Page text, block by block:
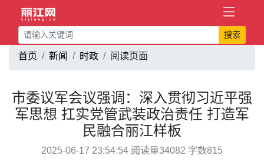
搜索
首页 新闻 时政 阅读页面
市委议军会议强调：深入贯彻习近平强
军思想 扛实党管武装政治责任 打造军
民融合丽江样板
2025-06-17 23:54:54 阅读量34082 字数815